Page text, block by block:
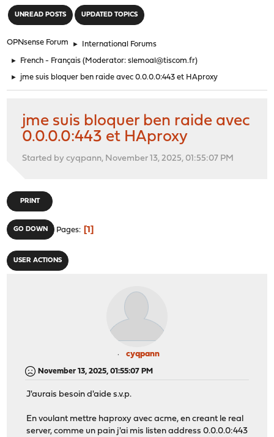
UNREAD POSTS UPDATED TOPICS
OPNsense Forum ► International Forums
► French - Français (Moderator:slemoal@tiscom.fr)
► jme suis bloquer ben raide avec 0.0.0.0:443 et HAproxy
jme suis bloquer ben raide avec
0.0.0.0:443 et HAproxy
Started by cyqpann, November 13, 2025, 01:55:07 PM
PRINT
GO DOWN Pages 1
USER ACTIONS
cyqpann
November 13, 2025, 01:55:07 PM
J'aurais besoin d'aide s.v.p.
En voulant mettre haproxy avec acme, en creant le real
server, comme un pain j'ai mis listen address 0.0.0.0:443